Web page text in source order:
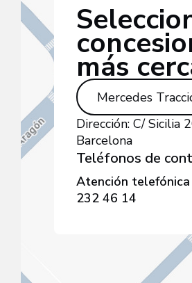
más
Dirección: C/ Sicilia
Barcelona
Teléfonos de
Atención telefónica
232 46 14